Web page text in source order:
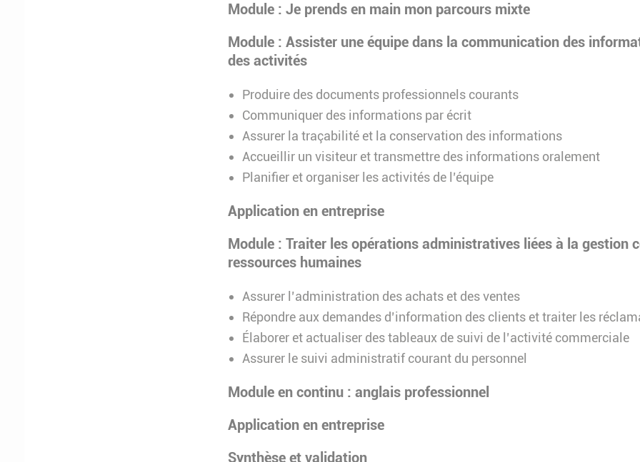
Module : Je prends en main mon parcours mixte
Module : Assister une équipe dans la communication des
des activités
Produire des documents professionnels courants
Communiquer des informations par écrit
Assurer la traçabilité et la conservation des informations
Accueillir un visiteur et transmettre des informations oralement
Planifier et organiser les activités de l’équipe
Application en entreprise
Module : Traiter les opérations administratives liées à la gestion
ressources humaines
Assurer l’administration des achats et des ventes
Répondre aux demandes d’information des clients et traiter les
Élaborer et actualiser des tableaux de suivi de l’activité commerciale
Assurer le suivi administratif courant du personnel
Module en continu : anglais professionnel
Application en entreprise
Synthèse et validation